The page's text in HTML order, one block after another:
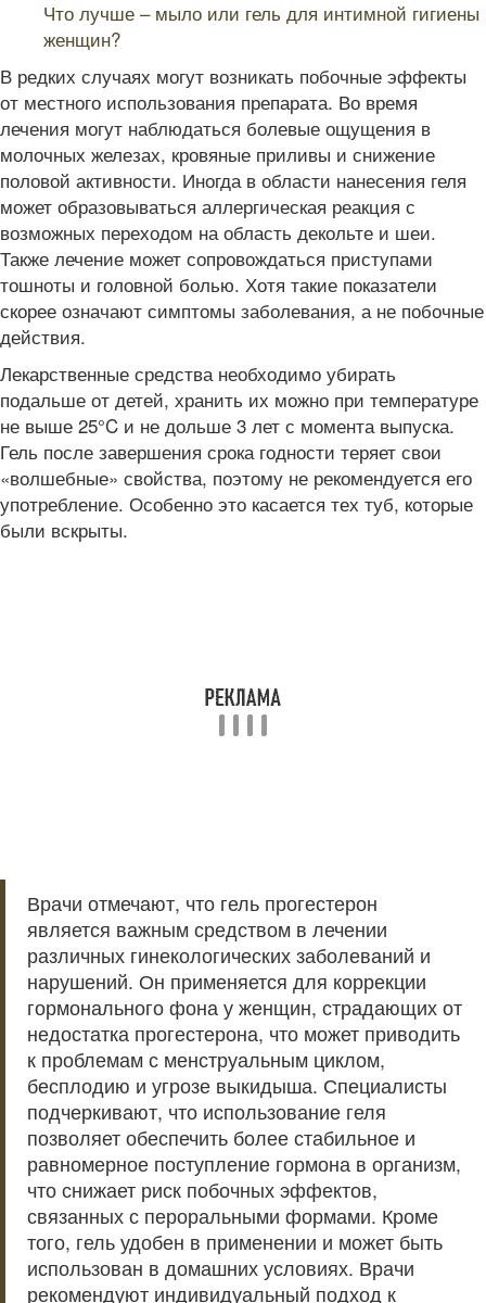
Что лучше – мыло или гель для интимной гигиены
женщин?
В редких случаях могут возникать побочные эффекты
от местного использования препарата. Во время
лечения могут наблюдаться болевые ощущения в
молочных железах, кровяные приливы и снижение
половой активности. Иногда в области нанесения геля
может образовываться аллергическая реакция с
возможных переходом на область декольте и шеи.
Также лечение может сопровождаться приступами
тошноты и головной болью. Хотя такие показатели
скорее означают симптомы заболевания, а не побочные
действия.
Лекарственные средства необходимо убирать
подальше от детей, хранить их можно при температуре
не выше 25°C и не дольше 3 лет с момента выпуска.
Гель после завершения срока годности теряет свои
«волшебные» свойства, поэтому не рекомендуется его
употребление. Особенно это касается тех туб, которые
были вскрыты.
Врачи отмечают, что гель прогестерон
является важным средством в лечении
различных гинекологических заболеваний и
нарушений. Он применяется для коррекции
гормонального фона у женщин, страдающих от
недостатка прогестерона, что может приводить
к проблемам с менструальным циклом,
бесплодию и угрозе выкидыша. Специалисты
подчеркивают, что использование геля
позволяет обеспечить более стабильное и
равномерное поступление гормона в организм,
что снижает риск побочных эффектов,
связанных с пероральными формами. Кроме
того, гель удобен в применении и может быть
использован в домашних условиях. Врачи
рекомендуют индивидуальный подход к